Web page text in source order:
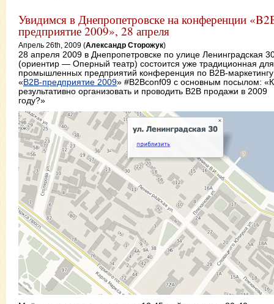
Увидимся в Днепропетровске на конференции
предприятие 2009», 28 апреля
Апрель 26th, 2009 (Александр Сторожук)
28 апреля 2009 в Днепропетровске по улице Ленинградская
(ориентир — Оперный театр) состоится уже традиционная для
промышленных предприятий конференция по B2B-маркетингу
«B2B-предприятие 2009» #B2Bconf09 с основным посылом:
результативно организовать и проводить B2B продажи в 2009
году?»